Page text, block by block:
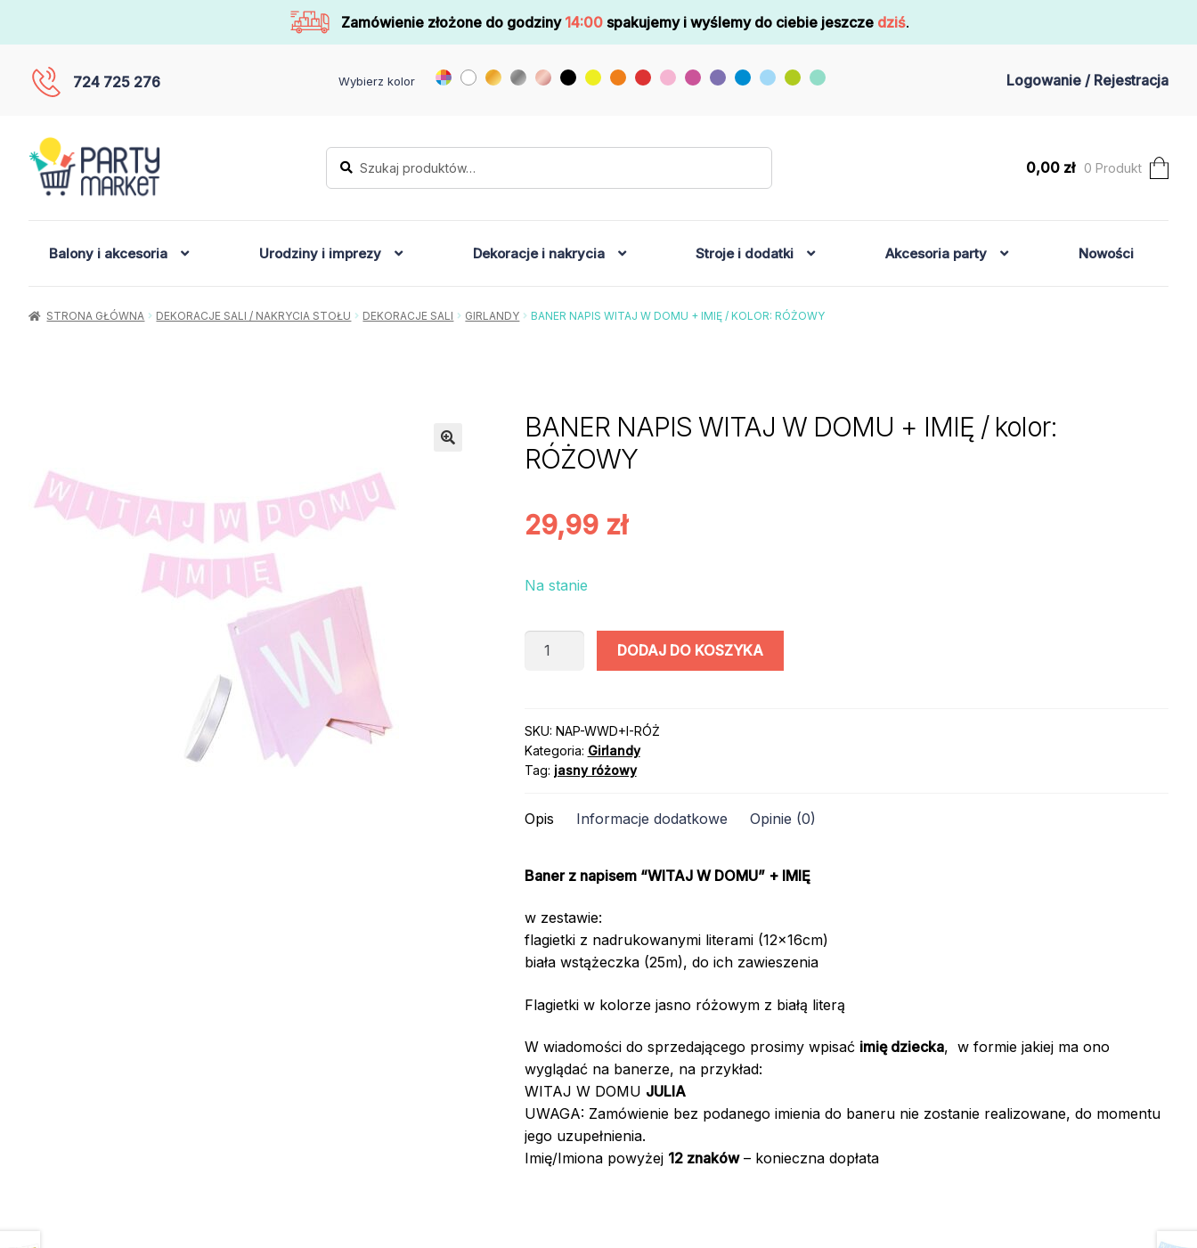
Zamówienie złożone do godziny 14:00 spakujemy i wyślemy do ciebie jeszcze dziś.
724 725 276 Wybierz kolor Logowanie / Rejestracja
Szukaj:
Szukaj
0,00 zł 0 Produkt
Balony i akcesoria Urodziny i imprezy Dekoracje i nakrycia Stroje i dodatki Akcesoria party Nowości
STRONA GŁÓWNA DEKORACJE SALI / NAKRYCIA STOŁU DEKORACJE SALI GIRLANDY BANER NAPIS WITAJ W DOMU + IMIĘ / KOLOR: RÓŻOWY
BANER NAPIS WITAJ W DOMU + IMIĘ / kolor:
RÓŻOWY
29,99 zł
Na stanie
ilość
W
DOMU
+
/
DODAJ DO KOSZYKA
SKU: NAP-WWD+I-RÓŻ
Kategoria: Girlandy
Tag: jasny różowy
Opis Informacje dodatkowe Opinie (0)
Baner z napisem “WITAJ W DOMU” + IMIĘ
w zestawie:
flagietki z nadrukowanymi literami (12x16cm)
biała wstążeczka (25m), do ich zawieszenia
Flagietki w kolorze jasno różowym z białą literą
W wiadomości do sprzedającego prosimy wpisać imię dziecka, w formie jakiej ma ono
wyglądać na banerze, na przykład:
WITAJ W DOMU JULIA
UWAGA: Zamówienie bez podanego imienia do baneru nie zostanie realizowane, do momentu
jego uzupełnienia.
Imię/Imiona powyżej 12 znaków– konieczna dopłata